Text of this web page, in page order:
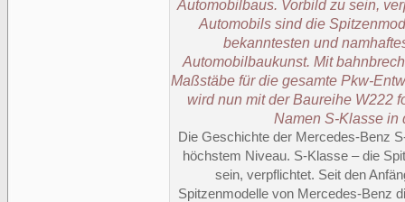
Die Geschichte der Mercedes-Benz
höchstem Niveau. S-Klasse – die
sein, verpflichtet. Seit den
Spitzenmodelle von Mercedes-Benz